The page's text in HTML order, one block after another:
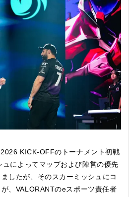
KICK-OFFのトーナメント初戦
によってマップおよび陣営の優先
したが、そのスカーミッシュにコ
、VALORANTのeスポーツ責任者